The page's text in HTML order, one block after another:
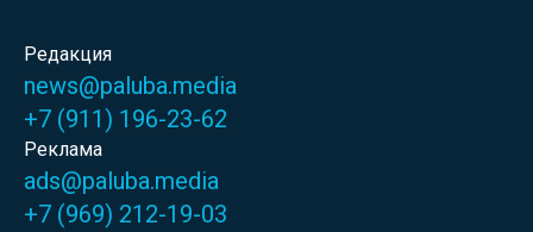
Редакция
news@paluba.media
+7 (911) 196-23-62
Реклама
ads@paluba.media
+7 (969) 212-19-03